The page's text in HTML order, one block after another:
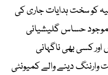
کو سخت ہدایات جاری کی
موجود حساس گلیشیائی
کسی بھی ناگہانی
دینے والے کمیونٹی